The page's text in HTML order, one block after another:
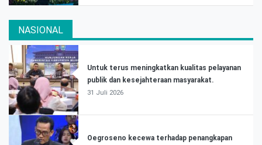
NASIONAL
Untuk terus meningkatkan kualitas pelayanan
publik dan kesejahteraan masyarakat.
31 Juli 2026
Oegroseno kecewa terhadap penangkapan